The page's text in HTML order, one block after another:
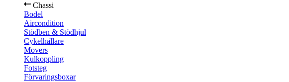
Chassi
Bodel
Aircondition
Stödben & Stödhjul
Cykelhållare
Movers
Kulkoppling
Fotsteg
Förvaringsboxar